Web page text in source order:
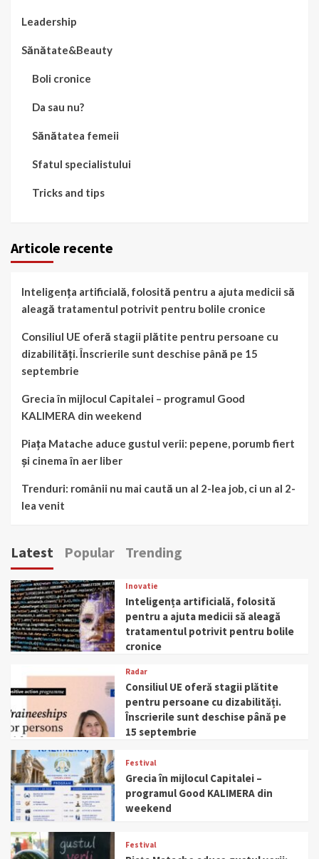
Leadership
Sănătate&Beauty
Boli cronice
Da sau nu?
Sănătatea femeii
Sfatul specialistului
Tricks and tips
Articole recente
Inteligența artificială, folosită pentru a ajuta medicii să
aleagă tratamentul potrivit pentru bolile cronice
Consiliul UE oferă stagii plătite pentru persoane cu
dizabilități. Înscrierile sunt deschise până pe 15
septembrie
Grecia în mijlocul Capitalei – programul Good
KALIMERA din weekend
Piața Matache aduce gustul verii: pepene, porumb fiert
și cinema în aer liber
Trenduri: românii nu mai caută un al 2-lea job, ci un al 2-
lea venit
Latest Popular Trending
Inovatie
Inteligența artificială, folosită
pentru a ajuta medicii să aleagă
tratamentul potrivit pentru bolile
cronice
Radar
Consiliul UE oferă stagii plătite
pentru persoane cu dizabilități.
Înscrierile sunt deschise până pe
15 septembrie
Festival
Grecia în mijlocul Capitalei –
programul Good KALIMERA din
weekend
Festival